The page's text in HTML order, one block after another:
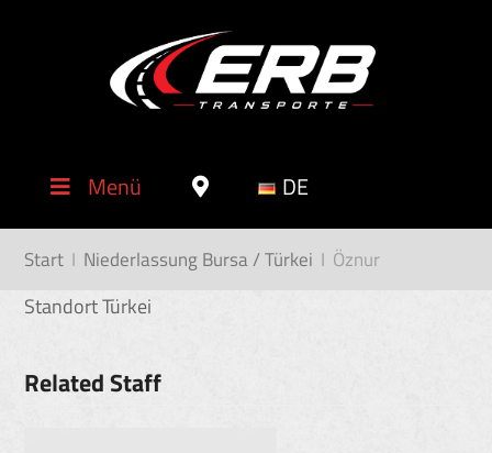
Menü DE
Start I Niederlassung Bursa / Türkei I Öznur
Standort Türkei
Related Staff